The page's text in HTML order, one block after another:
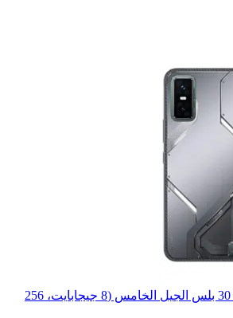
إنفينيكس جوال جي تي 30 بلس الجيل الخامس (8 جيجابايت، 256